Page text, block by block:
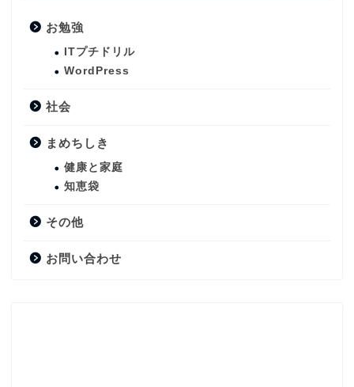
お勉強
ITプチドリル
WordPress
社会
まめちしき
健康と家庭
知恵袋
その他
お問い合わせ